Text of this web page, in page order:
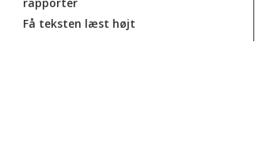
Få teksten læst højt